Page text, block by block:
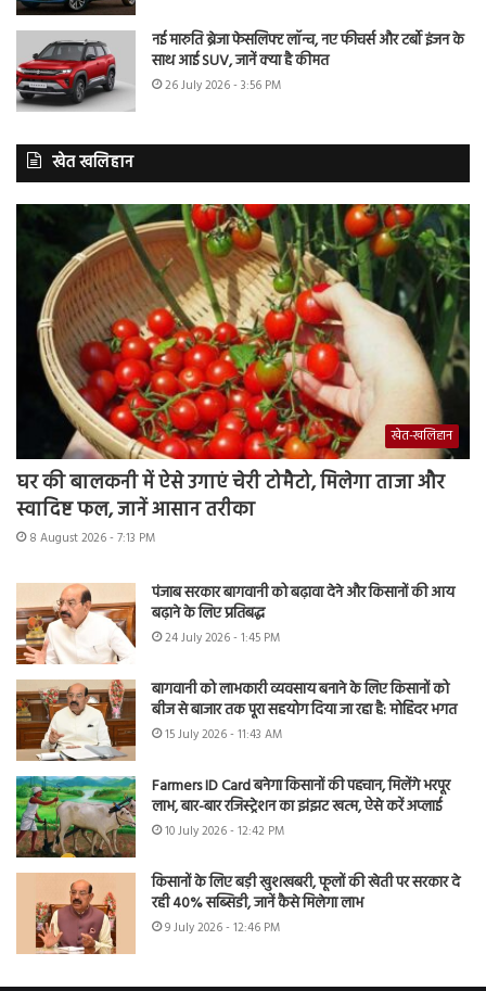
नई मारुति ब्रेजा फेसलिफ्ट लॉन्च, नए फीचर्स और टर्बो इंजन के
साथ आई SUV, जानें क्या है कीमत
26 July 2026 - 3:56 PM
खेत खलिहान
खेत-खलिहान
घर की बालकनी में ऐसे उगाएं चेरी टोमैटो, मिलेगा ताजा और
स्वादिष्ट फल, जानें आसान तरीका
8 August 2026 - 7:13 PM
पंजाब सरकार बागवानी को बढ़ावा देने और किसानों की आय
बढ़ाने के लिए प्रतिबद्ध
24 July 2026 - 1:45 PM
बागवानी को लाभकारी व्यवसाय बनाने के लिए किसानों को
बीज से बाजार तक पूरा सहयोग दिया जा रहा है: मोहिंदर भगत
15 July 2026 - 11:43 AM
Farmers ID Card बनेगा किसानों की पहचान, मिलेंगे भरपूर
लाभ, बार-बार रजिस्ट्रेशन का झंझट खत्म, ऐसे करें अप्लाई
10 July 2026 - 12:42 PM
किसानों के लिए बड़ी खुशखबरी, फूलों की खेती पर सरकार दे
रही 40% सब्सिडी, जानें कैसे मिलेगा लाभ
9 July 2026 - 12:46 PM